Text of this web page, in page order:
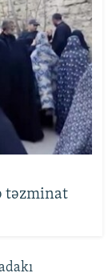
təzminat